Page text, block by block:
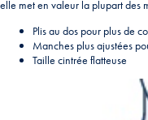
elle met en valeur la plupart des
Plis au dos pour plus de
Manches plus ajustées
Taille cintrée flatteuse